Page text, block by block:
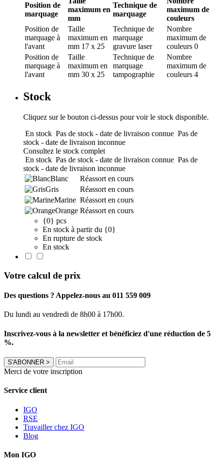
Position de
marquage
maximum en
mm
Technique de
marquage
maximum de
couleurs
Position de
marquage à
l'avant
Taille
maximum en
mm 17 x 25
Technique de
marquage
gravure laser
Nombre
maximum de
couleurs 0
Position de
marquage à
l'avant
Taille
maximum en
mm 30 x 25
Technique de
marquage
tampographie
Nombre
maximum de
couleurs 4
Stock
Cliquez sur le bouton ci-dessus pour voir le stock disponible.
En stock Pas de stock - date de livraison connue Pas de
stock - date de livraison inconnue
Consultez le stock complet
En stock Pas de stock - date de livraison connue Pas de
stock - date de livraison inconnue
Blanc
Réassort en cours
Gris
Réassort en cours
Marine Réassort en cours
Orange Réassort en cours
{0} pcs
En stock à partir du {0}
En rupture de stock
En stock
Votre calcul de prix
Des questions ? Appelez-nous au 011 559 009
Du lundi au vendredi de 8h00 à 17h00.
Inscrivez-vous à la newsletter et bénéficiez d'une réduction de 5
%.
S'ABONNER >
Merci de votre inscription
Service client
IGO
RSE
Travailler chez IGO
Blog
Mon IGO